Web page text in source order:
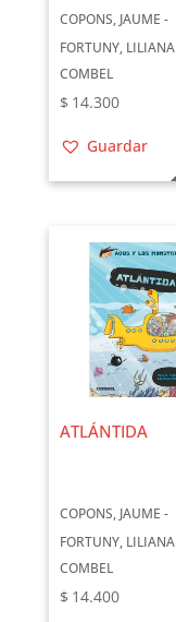
COPONS, JAUME -
FORTUNY, LILIANA
COMBEL
$ 14.300
Guardar
ATLÁNTIDA
COPONS, JAUME -
FORTUNY, LILIANA
COMBEL
$ 14.400